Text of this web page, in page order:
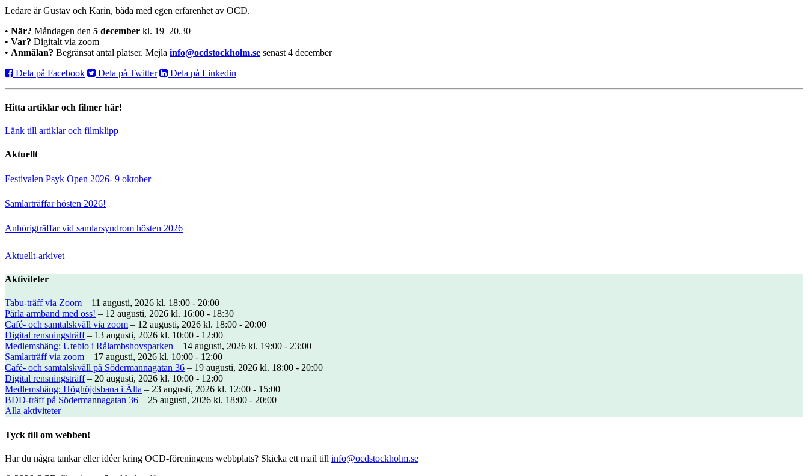
Ledare är Gustav och Karin, båda med egen erfarenhet av OCD.
• När? Måndagen den 5 december kl. 19–20.30
• Var? Digitalt via zoom
• Anmälan? Begränsat antal platser. Mejla info@ocdstockholm.se senast 4 december
Dela på Facebook
Dela på Twitter Dela på Linkedin
Hitta artiklar och filmer här!
Länk till artiklar och filmklipp
Aktuellt
Festivalen Psyk Open 2026- 9 oktober
Samlarträffar hösten 2026!
Anhörigträffar vid samlarsyndrom hösten 2026
Aktuellt-arkivet
Aktiviteter
Tabu-träff via Zoom – 11 augusti, 2026 kl. 18:00 - 20:00
Pärla armband med oss! – 12 augusti, 2026 kl. 16:00 - 18:30
Café- och samtalskväll via zoom – 12 augusti, 2026 kl. 18:00 - 20:00
Digital rensningsträff– 13 augusti, 2026 kl. 10:00 - 12:00
Medlemshäng: Utebio i Rålambshovsparken – 14 augusti, 2026 kl. 19:00 - 23:00
Samlarträff via zoom – 17 augusti, 2026 kl. 10:00 - 12:00
Café- och samtalskväll på Södermannagatan 36 – 19 augusti, 2026 kl. 18:00 - 20:00
Digital rensningsträff– 20 augusti, 2026 kl. 10:00 - 12:00
Medlemshäng: Höghöjdsbana i Älta – 23 augusti, 2026 kl. 12:00 - 15:00
BDD-träff på Södermannagatan 36 – 25 augusti, 2026 kl. 18:00 - 20:00
Alla aktiviteter
Tyck till om webben!
Har du några tankar eller idéer kring OCD-föreningens webbplats? Skicka ett mail till info@ocdstockholm.se